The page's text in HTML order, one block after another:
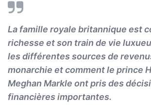
La famille royale britannique est
richesse et son train de vie
les différentes sources de
monarchie et comment le prince
Meghan Markle ont pris des
financières importantes.